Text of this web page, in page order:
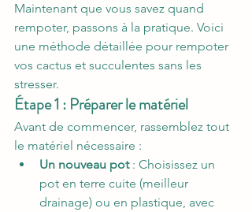
Maintenant que vous savez quand
rempoter, passons à la pratique. Voici
une méthode détaillée pour rempoter
vos cactus et succulentes sans les
stresser.
Étape 1 : Préparer le matériel
Avant de commencer, rassemblez tout
le matériel nécessaire :
Un nouveau pot : Choisissez un
pot en terre cuite (meilleur
drainage) ou en plastique, avec